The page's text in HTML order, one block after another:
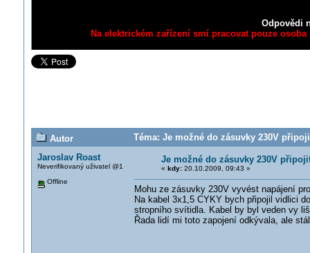
Odpovědi
Na elektrickém zařízení smí pracovat pouze
Autor
Téma: Je možné do zásuvky 230V
Jaroslav Roast
Neverifikovaný uživatel @1
Offline
Je možné do zásuvky 230V
« kdy:20.10.2009, 09:43 »
Mohu ze zásuvky 230V vyvést napájení
Na kabel 3x1,5 CYKY bych připojil vidlici
stropního svítidla. Kabel by byl veden vy
Řada lidí mi toto zapojení odkývala, ale